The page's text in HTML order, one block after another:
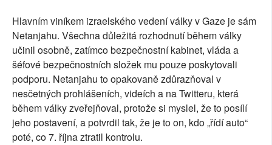
Hlavním viníkem izraelského vedení války v Gaze je sám
Netanjahu. Všechna důležitá rozhodnutí během války
učinil osobně, zatímco bezpečnostní kabinet, vláda a
šéfové bezpečnostních složek mu pouze poskytovali
podporu. Netanjahu to opakovaně zdůrazňoval v
nesčetných prohlášeních, videích a na Twitteru, která
během války zveřejňoval, protože si myslel, že to posílí
jeho postavení, a potvrdil tak, že je to on, kdo „řídí auto“
poté, co 7. října ztratil kontrolu.